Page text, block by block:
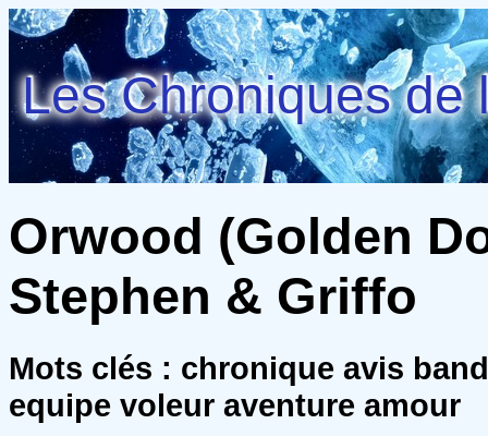
Les Chroniques de
Orwood (Golden
Stephen & Griffo
Mots clés : chronique avis
equipe voleur aventure amour